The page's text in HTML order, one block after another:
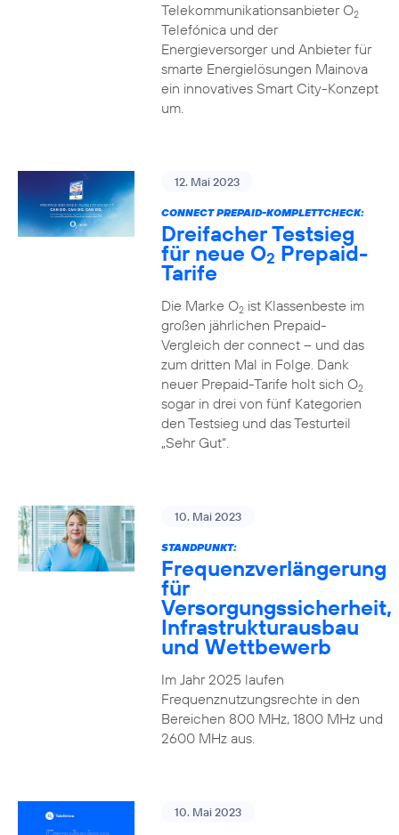
Telekommunikationsanbieter O2
Telefónica und der
Energieversorger und Anbieter für
smarte Energielösungen Mainova
ein innovatives Smart City-Konzept
um.
12. Mai 2023
CONNECT PREPAID-KOMPLETTCHECK:
Dreifacher Testsieg
für neue O2 Prepaid-
Tarife
Die Marke O2ist Klassenbeste im
großen jährlichen Prepaid-
Vergleich der connect – und das
zum dritten Mal in Folge. Dank
neuer Prepaid-Tarife holt sich O2
sogar in drei von fünf Kategorien
den Testsieg und das Testurteil
„Sehr Gut“.
10. Mai 2023
STANDPUNKT:
Frequenzverlängerung
für
Versorgungssicherheit,
Infrastrukturausbau
und Wettbewerb
Im Jahr 2025 laufen
Frequenznutzungsrechte in den
Bereichen 800 MHz, 1800 MHz und
2600 MHz aus.
10. Mai 2023